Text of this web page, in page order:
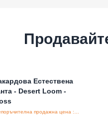
Естествена
- Desert Loom -